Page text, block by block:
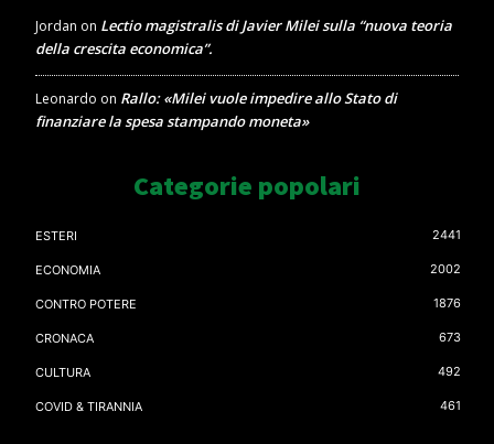
Jordan on Lectio magistralis di Javier Milei sulla “nuova teoria
della crescita economica”.
Leonardo on Rallo: «Milei vuole impedire allo Stato di
finanziare la spesa stampando moneta»
Categorie popolari
ESTERI 2441
ECONOMIA 2002
CONTRO POTERE 1876
CRONACA 673
CULTURA 492
COVID & TIRANNIA 461